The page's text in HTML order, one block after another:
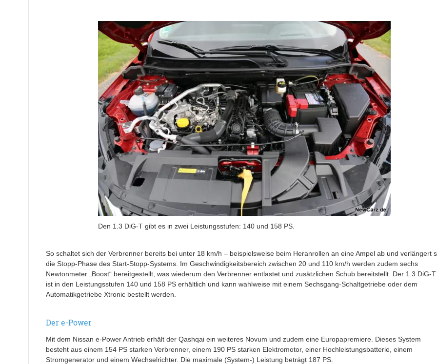
Den 1.3 DiG-T gibt es in zwei Leistungsstufen: 140 und 158 PS.
So schaltet sich der Verbrenner bereits bei unter 18 km/h – beispielsweise beim Heranrollen an eine Ampel ab und verlängert
die Stopp-Phase des Start-Stopp-Systems. Im Geschwindigkeitsbereich zwischen 20 und 110 km/h werden zudem sechs
Newtonmeter „Boost“ bereitgestellt, was wiederum den Verbrenner entlastet und zusätzlichen Schub bereitstellt. Der 1.3 DiG-T
ist in den Leistungsstufen 140 und 158 PS erhältlich und kann wahlweise mit einem Sechsgang-Schaltgetriebe oder dem
Automatikgetriebe Xtronic bestellt werden.
Der e-Power
Mit dem Nissan e-Power Antrieb erhält der Qashqai ein weiteres Novum und zudem eine Europapremiere. Dieses System
besteht aus einem 154 PS starken Verbrenner, einem 190 PS starken Elektromotor, einer Hochleistungsbatterie, einem
Stromgenerator und einem Wechselrichter. Die maximale (System-) Leistung beträgt 187 PS.